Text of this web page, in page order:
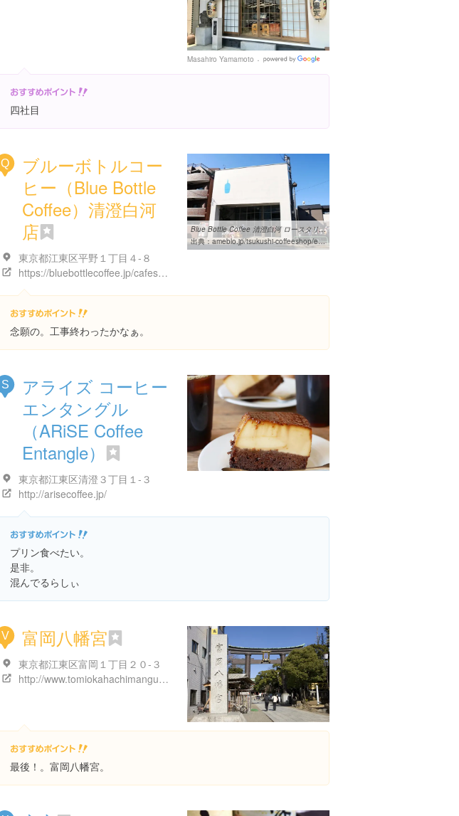
Masahiro Yamamoto
Places
四社目
Q
ブルーボトルコー
ヒー（Blue Bottle
Coffee）清澄白河
店
東京都江東区平野１丁目４-８
https://bluebottlecoffee.jp/cafes/kiyosumi
Blue Bottle Coffee 清澄白河 ロースタリー＆カフェ｜つくし家の珈琲の ...
出典： ameblo.jp/tsukushi-coffeeshop/entry-11986820713.html
念願の。工事終わったかなぁ。
S
アライズ コーヒー
エンタングル
（ARiSE Coffee
Entangle）
東京都江東区清澄３丁目１-３
http://arisecoffee.jp/
プリン食べたい。
是非。
混んでるらしぃ
V 富岡八幡宮
東京都江東区富岡１丁目２０-３
http://www.tomiokahachimangu.or.jp/
最後！。富岡八幡宮。